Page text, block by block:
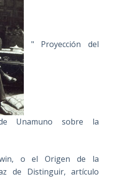
" Proyección del
Unamuno sobre la
o el Origen de la
de Distinguir, artículo